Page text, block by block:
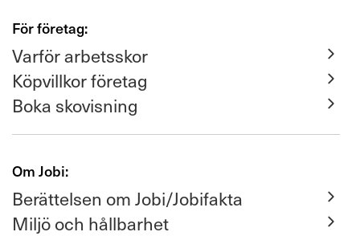
För företag:
Varför arbetsskor
Köpvillkor företag
Boka skovisning
Om Jobi:
Berättelsen om Jobi/Jobifakta
Miljö och hållbarhet